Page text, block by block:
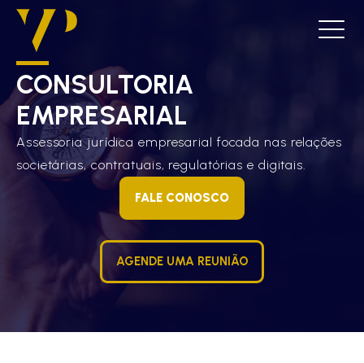
CONSULTORIA
EMPRESARIAL
Assessoria jurídica empresarial focada nas relações
societárias, contratuais, regulatórias e digitais.
FALE CONOSCO
AGENDE UMA REUNIÃO